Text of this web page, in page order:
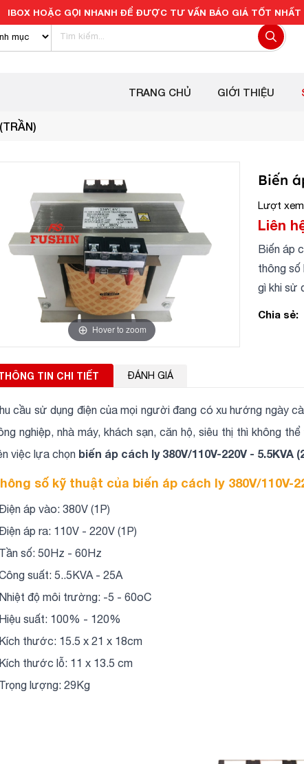
TRANG CHỦ GIỚI THIỆU
Hover to zoom
Biến
Lượt
Liên
Biến áp
thông số
gì khi sử
Chia sẻ:
TIN CHI TIẾT ĐÁNH GIÁ
cầu sử dụng điện của mọi người đang có xu hướng ngày
nghiệp, nhà máy, khách sạn, căn hộ, siêu thị thì không
việc lựa chọn biến áp cách ly 380V/110V-220V - 5.5KVA
số kỹ thuật của biến áp cách ly 380V/110V-
áp vào: 380V (1P)
áp ra: 110V - 220V (1P)
số: 50Hz - 60Hz
suất: 5..5KVA - 25A
độ môi trường: -5 - 60oC
suất: 100% - 120%
thước: 15.5 x 21 x 18cm
thước lỗ: 11 x 13.5 cm
lượng: 29Kg
IBOX HOẶC GỌI NHANH ĐỂ ĐƯỢC TƯ VẤN BÁO GIÁ TỐT NHẤT